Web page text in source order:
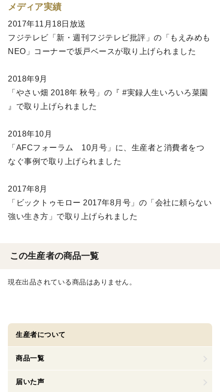
メディア実績
2017年11月18日放送
フジテレビ「新・週刊フジテレビ批評」の「もえみめも
NEO」コーナーで坂戸ベースが取り上げられました
2018年9月
「やさい畑 2018年 秋号」の『 #実録人生いろいろ菜園
』で取り上げられました
2018年10月
「AFCフォーラム 10月号」に、生産者と消費者をつ
なぐ事例で取り上げられました
2017年8月
「ビックトゥモロー 2017年8月号」の「会社に頼らない
強い生き方」で取り上げられました
この生産者の商品一覧
現在出品されている商品はありません。
生産者について
商品一覧
届いた声